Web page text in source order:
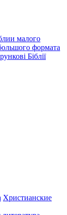
малого
формата
Біблії
Христианские